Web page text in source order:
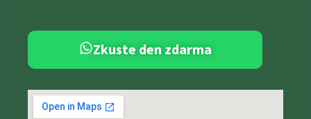
Zkuste den zdarma